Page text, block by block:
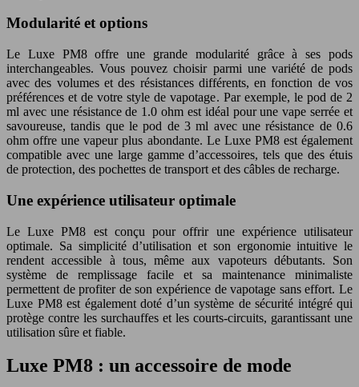
Modularité et options
Le Luxe PM8 offre une grande modularité grâce à ses pods
interchangeables. Vous pouvez choisir parmi une variété de pods
avec des volumes et des résistances différents, en fonction de vos
préférences et de votre style de vapotage. Par exemple, le pod de 2
ml avec une résistance de 1.0 ohm est idéal pour une vape serrée et
savoureuse, tandis que le pod de 3 ml avec une résistance de 0.6
ohm offre une vapeur plus abondante. Le Luxe PM8 est également
compatible avec une large gamme d’accessoires, tels que des étuis
de protection, des pochettes de transport et des câbles de recharge.
Une expérience utilisateur optimale
Le Luxe PM8 est conçu pour offrir une expérience utilisateur
optimale. Sa simplicité d’utilisation et son ergonomie intuitive le
rendent accessible à tous, même aux vapoteurs débutants. Son
système de remplissage facile et sa maintenance minimaliste
permettent de profiter de son expérience de vapotage sans effort. Le
Luxe PM8 est également doté d’un système de sécurité intégré qui
protège contre les surchauffes et les courts-circuits, garantissant une
utilisation sûre et fiable.
Luxe PM8 : un accessoire de mode